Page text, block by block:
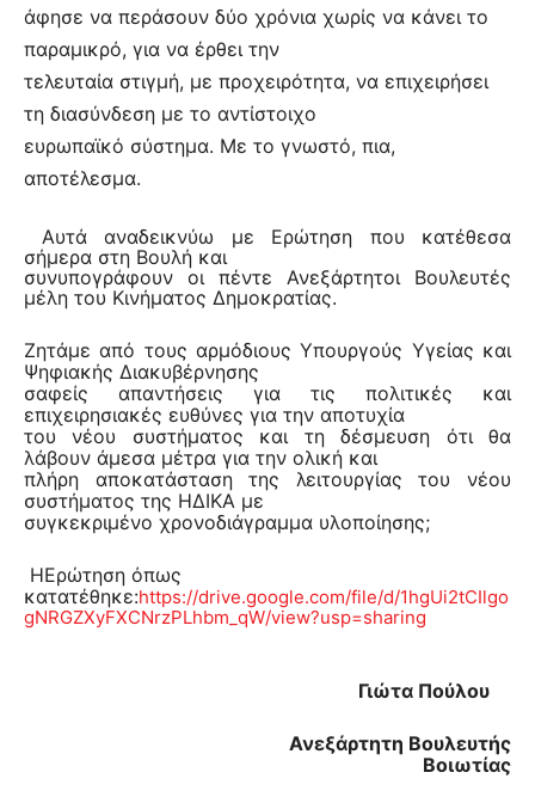
άφησε να περάσουν δύο χρόνια χωρίς να κάνει το
παραμικρό, για να έρθει την
τελευταία στιγμή, με προχειρότητα, να επιχειρήσει
τη διασύνδεση με το αντίστοιχο
ευρωπαϊκό σύστημα. Με το γνωστό, πια,
αποτέλεσμα.
Αυτά αναδεικνύω με Ερώτηση που κατέθεσα
σήμερα στη Βουλή και
συνυπογράφουν οι πέντε Ανεξάρτητοι Βουλευτές
μέλη του Κινήματος Δημοκρατίας.
Ζητάμε από τους αρμόδιους Υπουργούς Υγείας και
Ψηφιακής Διακυβέρνησης
σαφείς απαντήσεις για τις πολιτικές και
επιχειρησιακές ευθύνες για την αποτυχία
του νέου συστήματος και τη δέσμευση ότι θα
λάβουν άμεσα μέτρα για την ολική και
πλήρη αποκατάσταση της λειτουργίας του νέου
συστήματος της ΗΔΙΚΑ με
συγκεκριμένο χρονοδιάγραμμα υλοποίησης;
HΕρώτηση όπως
κατατέθηκε:https://drive.google.com/file/d/1hgUi2tCIlgo
gNRGZXyFXCNrzPLhbm_qW/view?usp=sharing
Γιώτα Πούλου
Ανεξάρτητη Βουλευτής
Βοιωτίας